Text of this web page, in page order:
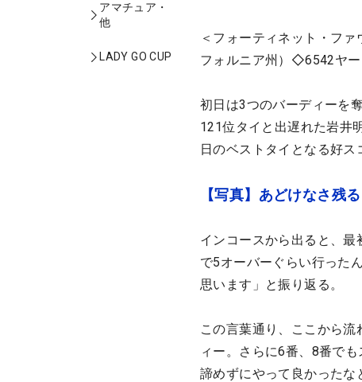
アマチュア・
他
LADY GO CUP
＜フォーティネット・フ
フォルニア州）◇6542ヤー
初日は3つのバーディーを
121位タイと出遅れた岩井
日のベストタイとなる好ス
【写真】あどけなさ残
インコースから出ると、
で5オーバーぐらい行った
思います」と振り返る。
この言葉通り、ここから
ィー。さらに6番、8番で
諦めずにやって良かったな